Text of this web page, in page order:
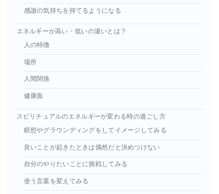
感謝の気持ちを持てるようになる
エネルギーが高い・低いの違いとは？
人の特徴
場所
人間関係
健康面
スピリチュアルのエネルギーが変わる時の過ごし方
瞑想やグラウンディングをしてイメージしてみる
良いことが起きたときは偶然だと決めつけない
自分のやりたいことに挑戦してみる
使う言葉を変えてみる